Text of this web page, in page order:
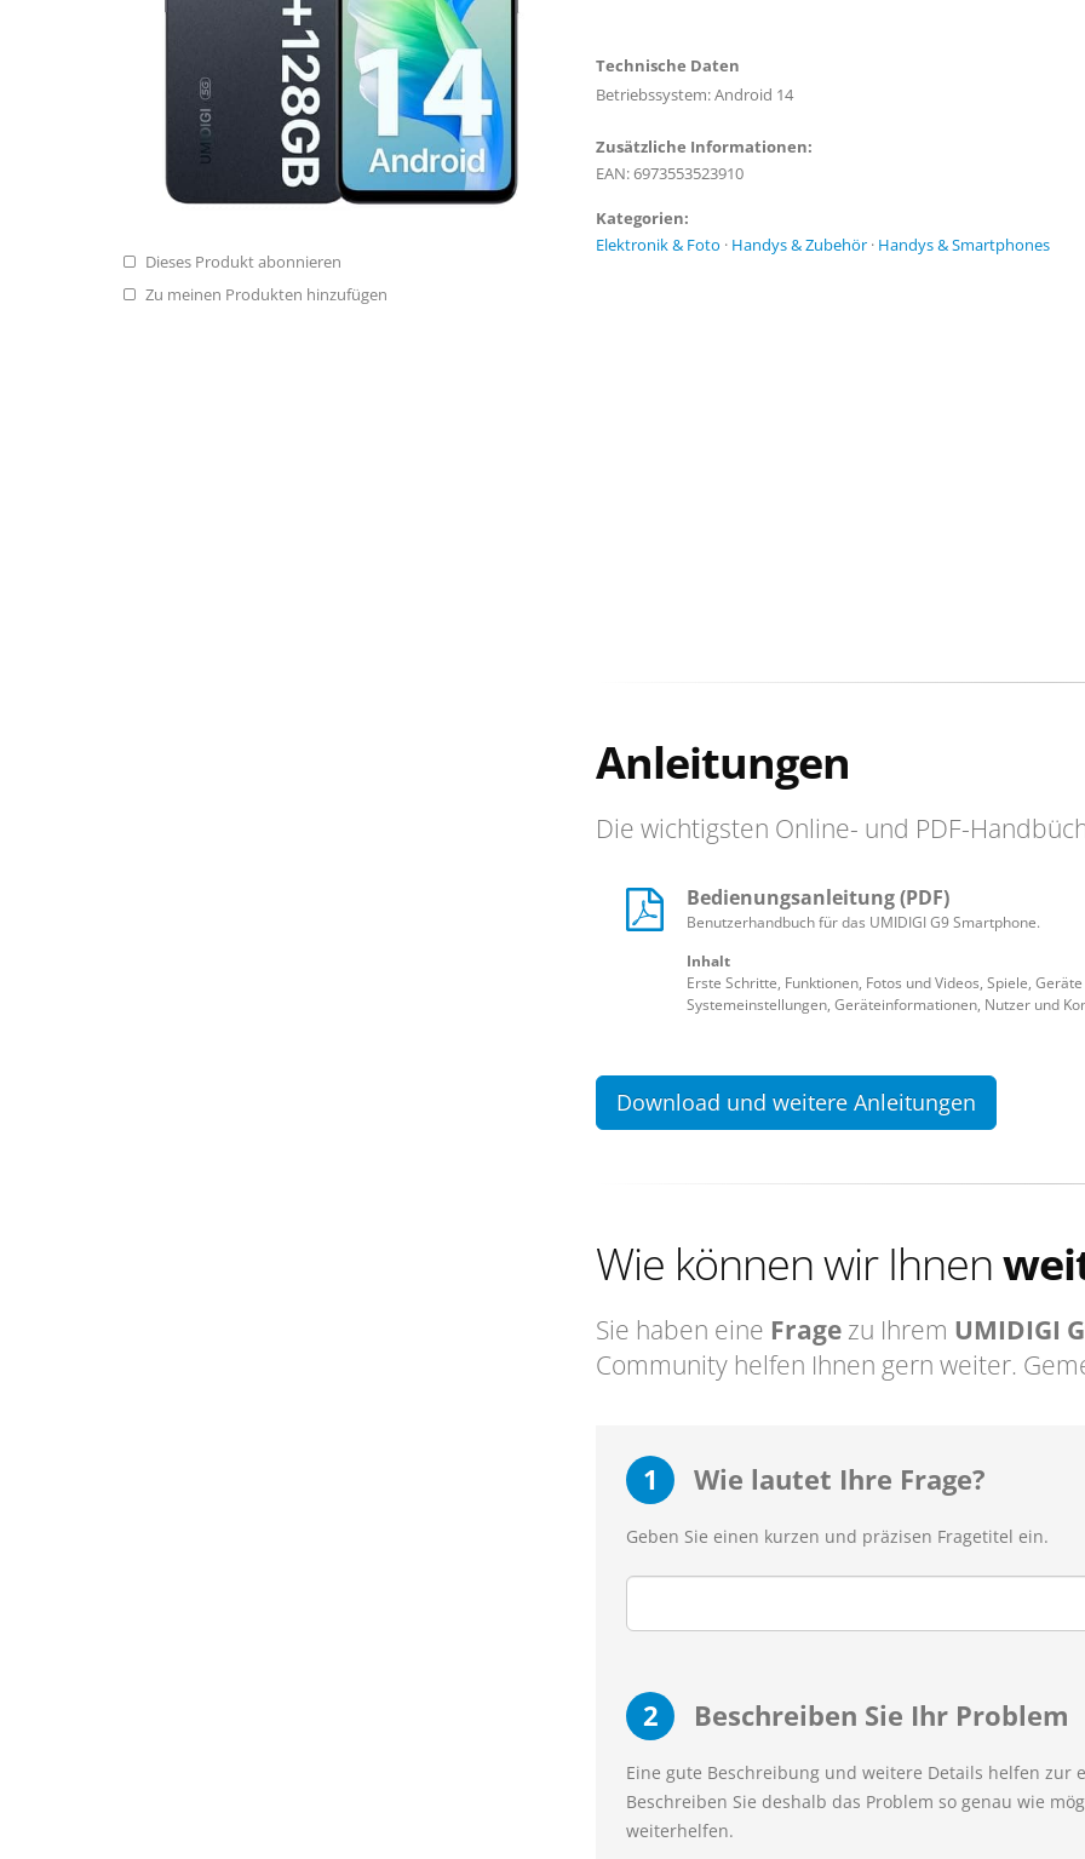
Dieses Produkt abonnieren
Zu meinen Produkten hinzufügen
unterstützt, und verfügt über einen leistungsstarken 5G-
Technische Daten
Betriebssystem: Android 14
Zusätzliche Informationen:
EAN: 6973553523910
Kategorien:
Elektronik & Foto · Handys & Zubehör · Handys & Smartphones
Anleitungen
Die wichtigsten Online- und PDF-
Bedienungsanleitung (PDF)
Benutzerhandbuch für das UMIDIGI G9 Smartphone.
Inhalt
Erste Schritte, Funktionen, Fotos und Videos, Spiele,
Systemeinstellungen, Geräteinformationen, Nutzer und
Download und weitere Anleitungen
Wie können wir Ihnen
Sie haben eine Frage zu Ihrem UMIDIGI
Community helfen Ihnen gern weiter.
1 Wie lautet Ihre Frage?
Geben Sie einen kurzen und präzisen Fragetitel ein.
2 Beschreiben Sie Ihr Problem
Eine gute Beschreibung und weitere Details helfen zur
Beschreiben Sie deshalb das Problem so genau wie
weiterhelfen.